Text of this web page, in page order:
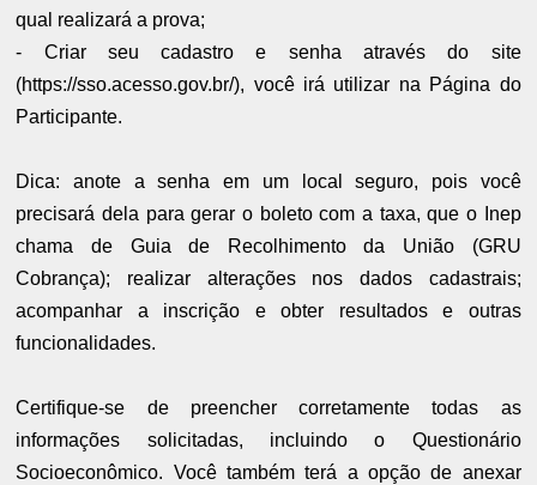
qual realizará a prova;
- Criar seu cadastro e senha através do site
(https://sso.acesso.gov.br/), você irá utilizar na Página do
Participante.
Dica: anote a senha em um local seguro, pois você
precisará dela para gerar o boleto com a taxa, que o Inep
chama de Guia de Recolhimento da União (GRU
Cobrança); realizar alterações nos dados cadastrais;
acompanhar a inscrição e obter resultados e outras
funcionalidades.
Certifique-se de preencher corretamente todas as
informações solicitadas, incluindo o Questionário
Socioeconômico. Você também terá a opção de anexar